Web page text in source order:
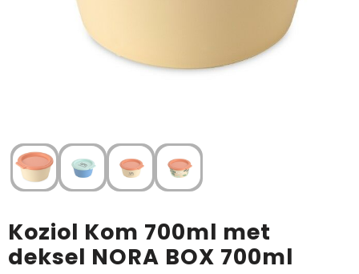
Verzorging & welness
Sinterklaas artikelen
Wijn, bier en proeverij
Zomerpakketten
Koziol Kom 700ml met
deksel NORA BOX 700ml